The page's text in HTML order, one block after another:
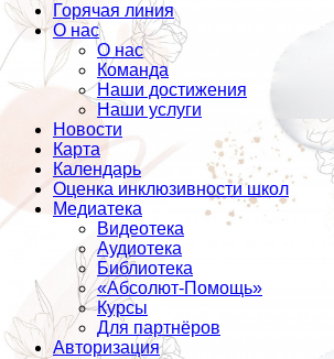
Горячая линия
О нас
О нас
Команда
Наши достижения
Наши услуги
Новости
Карта
Календарь
Оценка инклюзивности школ
Медиатека
Видеотека
Аудиотека
Библиотека
«Абсолют-Помощь»
Курсы
Для партнёров
Авторизация